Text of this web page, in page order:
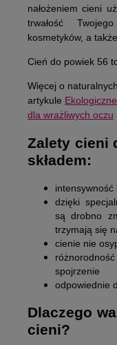
nałożeniem cieni
trwałość
kosmetyków, a
Cień do powiek 56
Więcej o
artykule
dla wrażliwych oczu
Zalety cieni
składem:
dzięki
są drobno
trzymają się
cienie nie
spojrzenie
odpowiednie
Dlaczego
cieni?